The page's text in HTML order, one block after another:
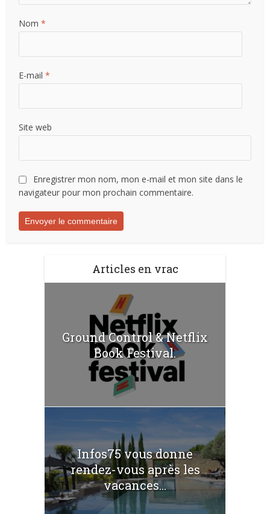
Nom*
E-mail*
Site web
Enregistrer mon nom, mon e-mail et mon site dans le
navigateur pour mon prochain commentaire.
Articles en vrac
Ground Control & Netflix
Book Festival.
Infos75 vous donne
rendez-vous après les
vacances...